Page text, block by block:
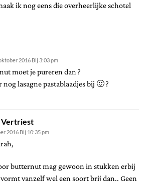
ik nog eens die overheerlijke schotel
2016 Bij 3:03 pm
moet je pureren dan ?
nog lasagne pastablaadjes bij 🙂 ?
2016 Bij 10:35 pm
butternut mag gewoon in stukken erbij
vanzelf wel een soort brij dan.. Geen